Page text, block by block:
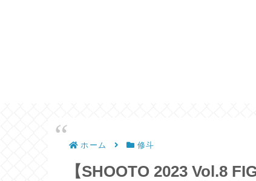
ホーム 修斗
【SHOOTO 2023 Vol.8